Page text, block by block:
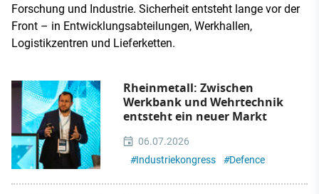
Forschung und Industrie. Sicherheit entsteht lange vor der
Front – in Entwicklungsabteilungen, Werkhallen,
Logistikzentren und Lieferketten.
Rheinmetall: Zwischen
Werkbank und Wehrtechnik
entsteht ein neuer Markt
06.07.2026
#Industriekongress #Defence